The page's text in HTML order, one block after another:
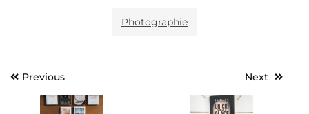
Photographie
Navigation
Previous Next